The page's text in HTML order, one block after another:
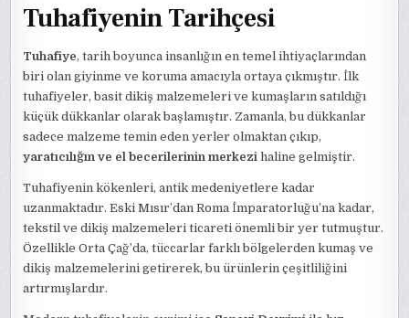
Tuhafiyenin Tarihçesi
Tuhafiye, tarih boyunca insanlığın en temel ihtiyaçlarından
biri olan giyinme ve koruma amacıyla ortaya çıkmıştır. İlk
tuhafiyeler, basit dikiş malzemeleri ve kumaşların satıldığı
küçük dükkanlar olarak başlamıştır. Zamanla, bu dükkanlar
sadece malzeme temin eden yerler olmaktan çıkıp,
yaratıcılığın ve el becerilerinin merkezi haline gelmiştir.
Tuhafiyenin kökenleri, antik medeniyetlere kadar
uzanmaktadır. Eski Mısır’dan Roma İmparatorluğu’na kadar,
tekstil ve dikiş malzemeleri ticareti önemli bir yer tutmuştur.
Özellikle Orta Çağ’da, tüccarlar farklı bölgelerden kumaş ve
dikiş malzemelerini getirerek, bu ürünlerin çeşitliliğini
artırmışlardır.